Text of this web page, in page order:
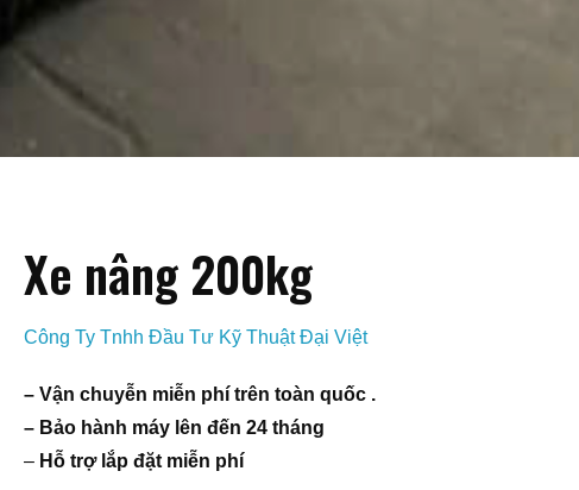
Xe nâng 200kg
Công Ty Tnhh Đầu Tư Kỹ Thuật Đại Việt
– Vận chuyễn miễn phí trên toàn quốc .
– Bảo hành máy lên đến 24 tháng
– Hỗ trợ lắp đặt miễn phí